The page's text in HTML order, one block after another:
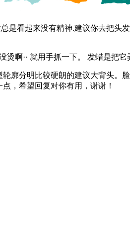
是看起来没有精神.建议你去把
啊·· 就用手抓一下。 发蜡是把
廓分明比较硬朗的建议大背头
，希望回复对你有用，谢谢！